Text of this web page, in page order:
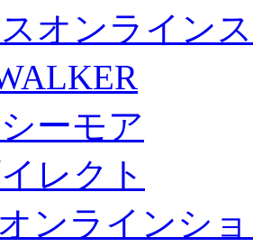
オンライン
ーモア
レクト
ンラインシ